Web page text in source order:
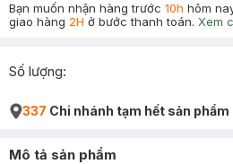
Bạn muốn nhận hàng trước 10h hôm
giao hàng 2H ở bước thanh toán. Xem
Số lượng:
337 Chi nhánh tạm hết sản phẩm
Mô tả sản phẩm